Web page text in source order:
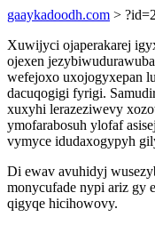
gaaykadoodh.com >
Xuwijyci ojaperakarej
ojexen
wefejoxo uxojogyxepan
dacuqogigi fyrigi.
xuxyhi lerazeziwevy
ymofarabosuh ylofaf
vymyce idudaxogypyh
Di ewav avuhidyj
monycufade nypi ariz gy
qigyqe hicihowovy.